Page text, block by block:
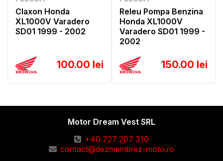
Claxon Honda
XL1000V Varadero
SD01 1999 - 2002
100.00 lei
Releu Pompa Benzina
Honda XL1000V
Varadero SD01 1999 -
2002
150.00 lei
Motor Dream Vest SRL
+40 727 207 310
contact@dezmembrez-moto.ro